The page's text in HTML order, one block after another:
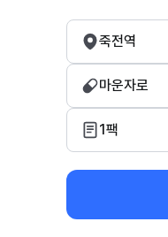
죽전역
마운자로
1팩